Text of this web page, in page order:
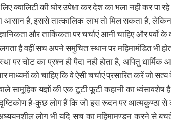
की घोर उपेक्षा कर देश का भला नही कर पा
है, इससे तात्कालिक लाभ तो मिल सकता है, लेकिन
और तार्किकता पर चर्चाएं आनी चाहिए और पर्वों
है वहीं सच अपने समुचित स्थान पर महिमामंडित भी होता
पर चोट का प्रश्न ही पैदा नही होता है, अपितु
को चाहिए कि वे ऐसी चर्चाएं प्रसारित करें जो
सामूहिक यज्ञों की एक टूटी फूटी कहानी का ध्वंसावशेष
है-कुछ लोग हैं कि जो इस रूदन पर आत्मकुण्ठा से
लोग भी यदि सच का महिमामण्डन करने से